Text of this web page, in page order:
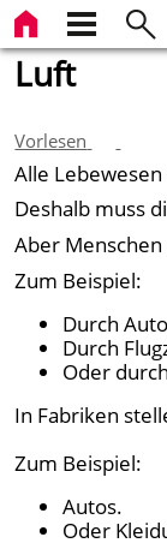
Luft
Vorlesen
Alle
Deshalb muss
Aber
Zum Beispiel:
Durch
Durch
Oder
In Fabriken
Zum Beispiel:
Autos.
Oder